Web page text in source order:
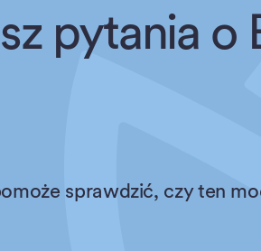
pytania o
sprawdzić, czy ten